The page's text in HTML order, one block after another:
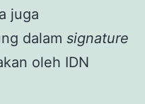
juga
dalam signature
oleh IDN